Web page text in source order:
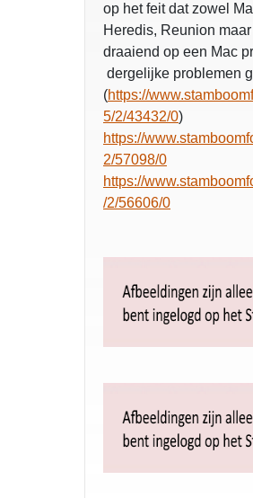
op het feit dat zowel
Heredis, Reunion
draaiend op een Mac
dergelijke problemen
(https://
5/2/43432/0)
https://
2/57098/0
https://
/2/56606/0